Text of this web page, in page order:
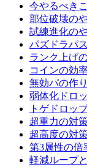
今やるべき
部位破壊の
試練進化の
パズドラパ
ランク上げ
コインの効
無効パの作
弱体化ドロ
トゲドロッ
超重力の対
超高度の対
第3属性の倍
軽減ループ